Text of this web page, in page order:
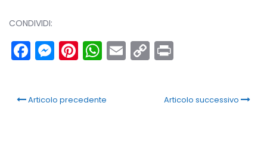
CONDIVIDI:
Facebook
Messenger
Pinterest
WhatsApp
Email
Copy
Link
Articolo precedente Articolo successivo